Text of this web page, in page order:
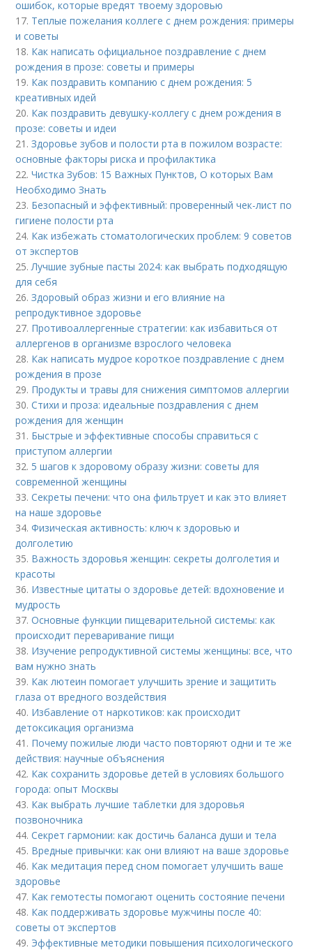
ошибок, которые вредят твоему здоровью
17. Теплые пожелания коллеге с днем рождения: примеры
и советы
18. Как написать официальное поздравление с днем
рождения в прозе: советы и примеры
19. Как поздравить компанию с днем рождения: 5
креативных идей
20. Как поздравить девушку-коллегу с днем рождения в
прозе: советы и идеи
21.Здоровье зубов и полости рта в пожилом возрасте:
основные факторы риска и профилактика
22.Чистка Зубов: 15 Важных Пунктов, О которых Вам
Необходимо Знать
23. Безопасный и эффективный: проверенный чек-лист по
гигиене полости рта
24. Как избежать стоматологических проблем: 9 советов
от экспертов
25.Лучшие зубные пасты 2024: как выбрать подходящую
для себя
26.Здоровый образ жизни и его влияние на
репродуктивное здоровье
27. Противоаллергенные стратегии: как избавиться от
аллергенов в организме взрослого человека
28. Как написать мудрое короткое поздравление с днем
рождения в прозе
29. Продукты и травы для снижения симптомов аллергии
30.Стихи и проза: идеальные поздравления с днем
рождения для женщин
31. Быстрые и эффективные способы справиться с
приступом аллергии
32. 5 шагов к здоровому образу жизни: советы для
современной женщины
33.Секреты печени: что она фильтрует и как это влияет
на наше здоровье
34.Физическая активность: ключ к здоровью и
долголетию
35. Важность здоровья женщин: секреты долголетия и
красоты
36. Известные цитаты о здоровье детей: вдохновение и
мудрость
37.Основные функции пищеварительной системы: как
происходит переваривание пищи
38. Изучение репродуктивной системы женщины: все, что
вам нужно знать
39. Как лютеин помогает улучшить зрение и защитить
глаза от вредного воздействия
40. Избавление от наркотиков: как происходит
детоксикация организма
41. Почему пожилые люди часто повторяют одни и те же
действия: научные объяснения
42. Как сохранить здоровье детей в условиях большого
города: опыт Москвы
43. Как выбрать лучшие таблетки для здоровья
позвоночника
44.Секрет гармонии: как достичь баланса души и тела
45. Вредные привычки: как они влияют на ваше здоровье
46. Как медитация перед сном помогает улучшить ваше
здоровье
47. Как гемотесты помогают оценить состояние печени
48. Как поддерживать здоровье мужчины после 40:
советы от экспертов
49. Эффективные методики повышения психологического